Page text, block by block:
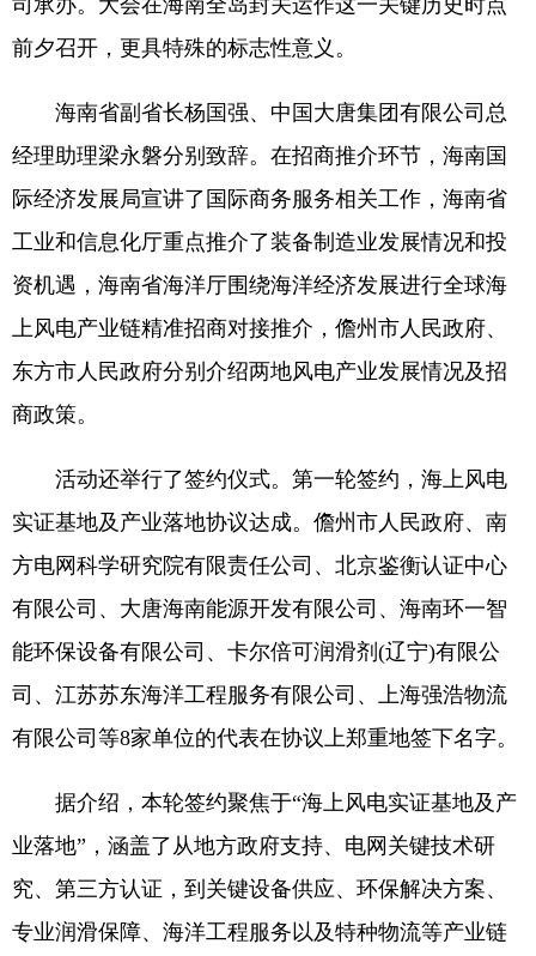
司承办。大会在海南全岛封关运作这一关键历史时点
前夕召开，更具特殊的标志性意义。
海南省副省长杨国强、中国大唐集团有限公司总
经理助理梁永磐分别致辞。在招商推介环节，海南国
际经济发展局宣讲了国际商务服务相关工作，海南省
工业和信息化厅重点推介了装备制造业发展情况和投
资机遇，海南省海洋厅围绕海洋经济发展进行全球海
上风电产业链精准招商对接推介，儋州市人民政府、
东方市人民政府分别介绍两地风电产业发展情况及招
商政策。
活动还举行了签约仪式。第一轮签约，海上风电
实证基地及产业落地协议达成。儋州市人民政府、南
方电网科学研究院有限责任公司、北京鉴衡认证中心
有限公司、大唐海南能源开发有限公司、海南环一智
能环保设备有限公司、卡尔倍可润滑剂(辽宁)有限公
司、江苏苏东海洋工程服务有限公司、上海强浩物流
有限公司等8家单位的代表在协议上郑重地签下名字。
据介绍，本轮签约聚焦于“海上风电实证基地及产
业落地”，涵盖了从地方政府支持、电网关键技术研
究、第三方认证，到关键设备供应、环保解决方案、
专业润滑保障、海洋工程服务以及特种物流等产业链